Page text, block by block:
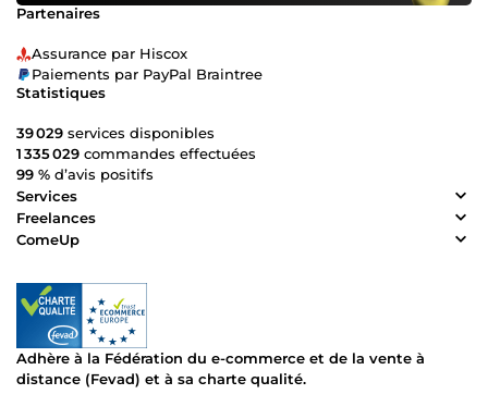
Partenaires
Assurance par Hiscox
Paiements par PayPal Braintree
Statistiques
39 029 services disponibles
1 335 029 commandes effectuées
99 % d’avis positifs
Services
Freelances
ComeUp
Adhère à la Fédération du e-commerce et de la vente à
distance (Fevad) et à sa charte qualité.